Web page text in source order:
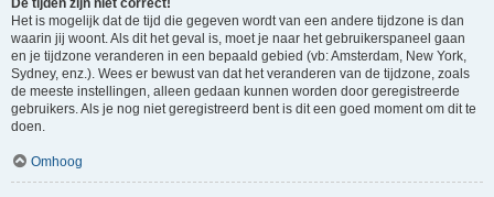
De tijden zijn niet correct!
Het is mogelijk dat de tijd die gegeven wordt van een andere tijdzone is dan
waarin jij woont. Als dit het geval is, moet je naar het gebruikerspaneel gaan
en je tijdzone veranderen in een bepaald gebied (vb: Amsterdam, New York,
Sydney, enz.). Wees er bewust van dat het veranderen van de tijdzone, zoals
de meeste instellingen, alleen gedaan kunnen worden door geregistreerde
gebruikers. Als je nog niet geregistreerd bent is dit een goed moment om dit te
doen.
Omhoog